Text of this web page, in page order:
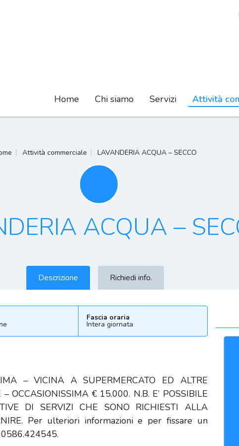
Home Chi siamo Servizi Attività
Attività commerciale LAVANDERIA ACQUA – SECCO
ACQUA –
Descrizione Richiedi info.
Fascia oraria
Intera giornata
– VICINA A SUPERMERCATO ED ALTRE
OCCASIONISSIMA € 15.000. N.B. E’ POSSIBILE
DI SERVIZI CHE SONO RICHIESTI ALLA
Per ulteriori informazioni e per fissare un